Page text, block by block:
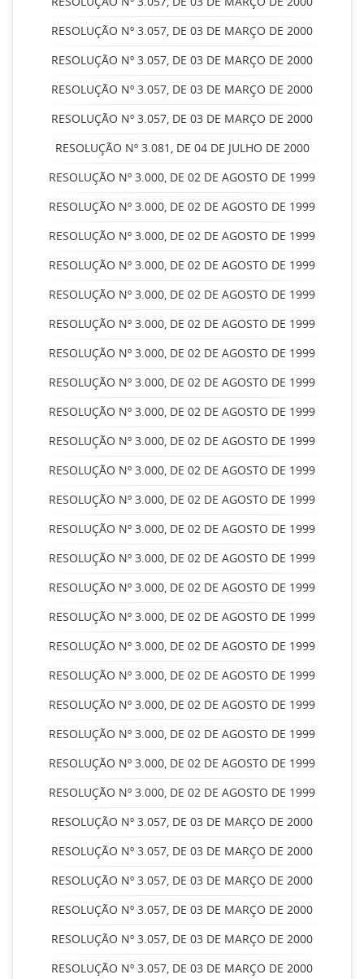
RESOLUÇÃO Nº 3.057, DE 03 DE MARÇO DE 2000
RESOLUÇÃO Nº 3.057, DE 03 DE MARÇO DE 2000
RESOLUÇÃO Nº 3.057, DE 03 DE MARÇO DE 2000
RESOLUÇÃO Nº 3.057, DE 03 DE MARÇO DE 2000
RESOLUÇÃO Nº 3.081, DE 04 DE JULHO DE 2000
RESOLUÇÃO Nº 3.000, DE 02 DE AGOSTO DE 1999
RESOLUÇÃO Nº 3.000, DE 02 DE AGOSTO DE 1999
RESOLUÇÃO Nº 3.000, DE 02 DE AGOSTO DE 1999
RESOLUÇÃO Nº 3.000, DE 02 DE AGOSTO DE 1999
RESOLUÇÃO Nº 3.000, DE 02 DE AGOSTO DE 1999
RESOLUÇÃO Nº 3.000, DE 02 DE AGOSTO DE 1999
RESOLUÇÃO Nº 3.000, DE 02 DE AGOSTO DE 1999
RESOLUÇÃO Nº 3.000, DE 02 DE AGOSTO DE 1999
RESOLUÇÃO Nº 3.000, DE 02 DE AGOSTO DE 1999
RESOLUÇÃO Nº 3.000, DE 02 DE AGOSTO DE 1999
RESOLUÇÃO Nº 3.000, DE 02 DE AGOSTO DE 1999
RESOLUÇÃO Nº 3.000, DE 02 DE AGOSTO DE 1999
RESOLUÇÃO Nº 3.000, DE 02 DE AGOSTO DE 1999
RESOLUÇÃO Nº 3.000, DE 02 DE AGOSTO DE 1999
RESOLUÇÃO Nº 3.000, DE 02 DE AGOSTO DE 1999
RESOLUÇÃO Nº 3.000, DE 02 DE AGOSTO DE 1999
RESOLUÇÃO Nº 3.000, DE 02 DE AGOSTO DE 1999
RESOLUÇÃO Nº 3.000, DE 02 DE AGOSTO DE 1999
RESOLUÇÃO Nº 3.000, DE 02 DE AGOSTO DE 1999
RESOLUÇÃO Nº 3.000, DE 02 DE AGOSTO DE 1999
RESOLUÇÃO Nº 3.000, DE 02 DE AGOSTO DE 1999
RESOLUÇÃO Nº 3.000, DE 02 DE AGOSTO DE 1999
RESOLUÇÃO Nº 3.057, DE 03 DE MARÇO DE 2000
RESOLUÇÃO Nº 3.057, DE 03 DE MARÇO DE 2000
RESOLUÇÃO Nº 3.057, DE 03 DE MARÇO DE 2000
RESOLUÇÃO Nº 3.057, DE 03 DE MARÇO DE 2000
RESOLUÇÃO Nº 3.057, DE 03 DE MARÇO DE 2000
RESOLUÇÃO Nº 3.057, DE 03 DE MARÇO DE 2000